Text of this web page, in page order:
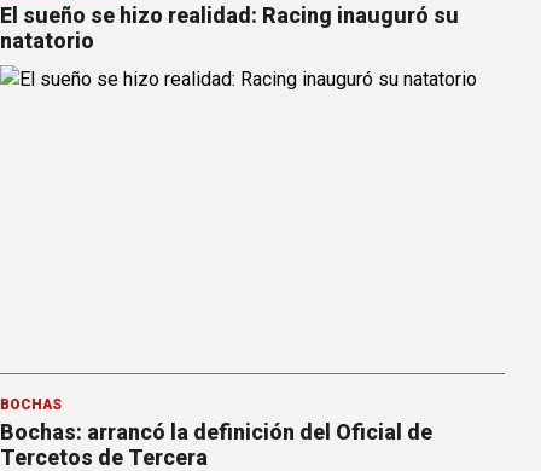
El sueño se hizo realidad: Racing inauguró su
natatorio
BOCHAS
Bochas: arrancó la definición del Oficial de
Tercetos de Tercera